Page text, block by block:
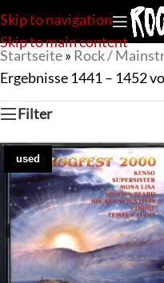
Skip to navigation
Skip to main content
Startseite» Rock /
Ergebnisse 1441 – 1452
Filter
used